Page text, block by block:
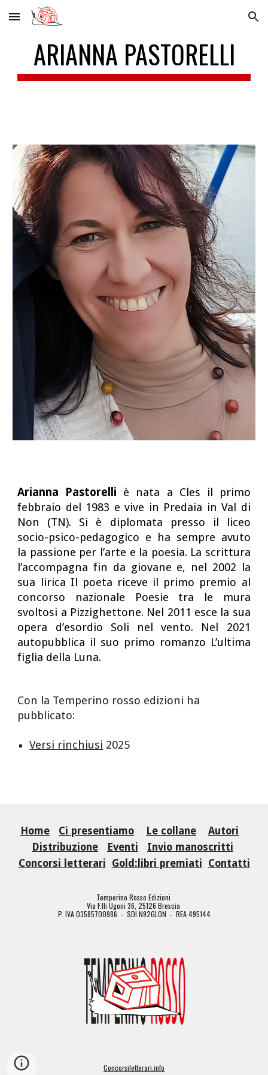
Skip to main content Skip to navigation
ARIANNA PASTORELLI
Arianna Pastorelli è nata a Cles il primo
febbraio del 1983 e vive in Predaia in Val di
Non (TN). Si è diplomata presso il liceo
socio-psico-pedagogico e ha sempre avuto
la passione per l’arte e la poesia. La scrittura
l’accompagna fin da giovane e, nel 2002 la
sua lirica Il poeta riceve il primo premio al
concorso nazionale Poesie tra le mura
svoltosi a Pizzighettone. Nel 2011 esce la sua
opera d’esordio Soli nel vento. Nel 2021
autopubblica il suo primo romanzo L’ultima
figlia della Luna.
Con la Temperino rosso edizioni ha
pubblicato:
Versi rinchiusi 2025
Home Ci presentiamo Le collane
Autori
Distribuzione
Eventi
Invio manoscritti
Concorsi letterari Gold:libri premiati Contatti
Temperino Rosso Edizioni
Via F.lli Ugoni 36, 25126 Brescia
P. IVA 03585700986 - SDI N92GLON - REA 495144
Concorsiletterari.info